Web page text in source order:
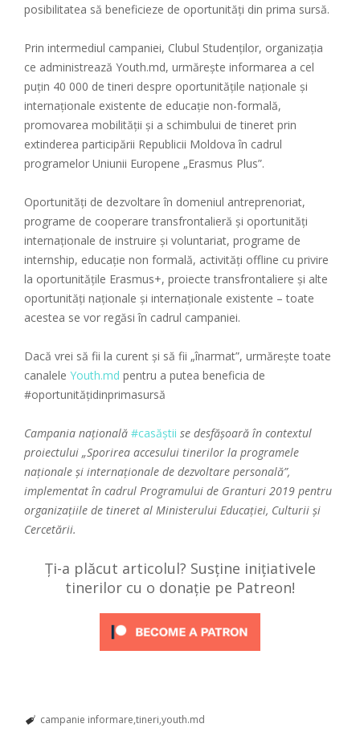
posibilitatea să beneficieze de oportunități din prima sursă.
Prin intermediul campaniei, Clubul Studenților, organizația
ce administrează Youth.md, urmărește informarea a cel
puțin 40 000 de tineri despre oportunitățile naționale și
internaționale existente de educație non-formală,
promovarea mobilității și a schimbului de tineret prin
extinderea participării Republicii Moldova în cadrul
programelor Uniunii Europene „Erasmus Plus”.
Oportunități de dezvoltare în domeniul antreprenoriat,
programe de cooperare transfrontalieră și oportunități
internaționale de instruire și voluntariat, programe de
internship, educație non formală, activități offline cu privire
la oportunitățile Erasmus+, proiecte transfrontaliere și alte
oportunități naționale și internaționale existente – toate
acestea se vor regăsi în cadrul campaniei.
Dacă vrei să fii la curent și să fii „înarmat”, urmărește toate
canalele Youth.md pentru a putea beneficia de
#oportunitățidinprimasursă
Campania națională #casăștii se desfășoară în contextul
proiectului „Sporirea accesului tinerilor la programele
naționale și internaționale de dezvoltare personală”,
implementat în cadrul Programului de Granturi 2019 pentru
organizațiile de tineret al Ministerului Educației, Culturii și
Cercetării.
Ți-a plăcut articolul? Susține inițiativele
tinerilor cu o donație pe Patreon!
campanie informare tineri youth.md